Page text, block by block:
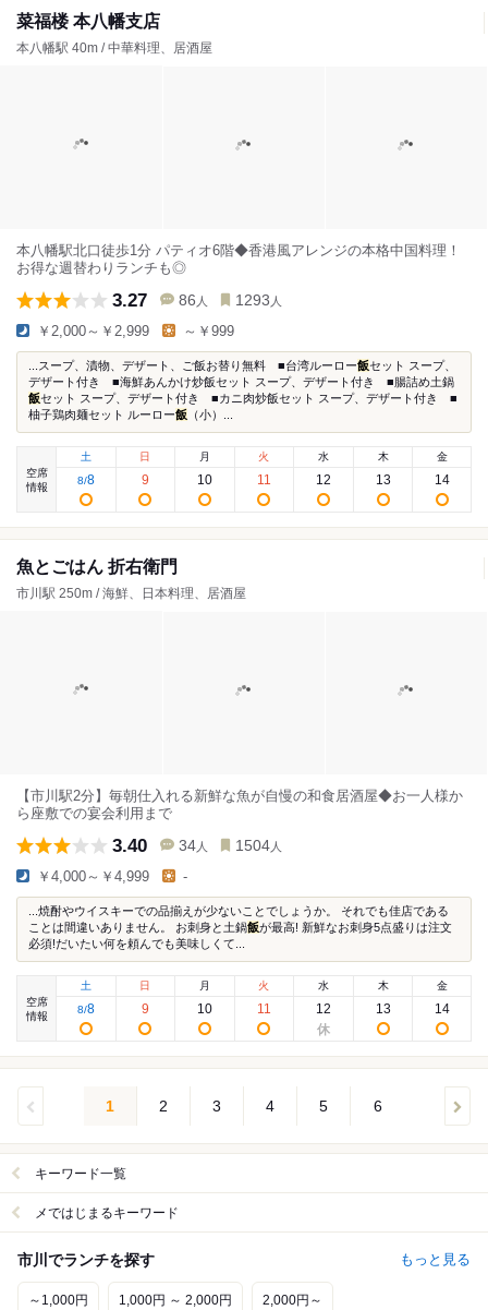
菜福楼 本八幡支店
本八幡駅 40m / 中華料理、居酒屋
本八幡駅北口徒歩1分 パティオ6階◆香港風アレンジの本格中国料理！
お得な週替わりランチも◎
3.27 86 人 1293 人
￥2,000～￥2,999 ～￥999
...スープ、漬物、デザート、ご飯お替り無料 ■台湾ルーロー飯セット スープ、
デザート付き ■海鮮あんかけ炒飯セット スープ、デザート付き ■腸詰め土鍋
飯セット スープ、デザート付き ■カニ肉炒飯セット スープ、デザート付き ■
柚子鶏肉麺セット ルーロー飯 （小）...
空席
情報
土
8/8
日
9
月
10
火
11
水
12
木
13
金
14
魚とごはん 折右衛門
市川駅 250m / 海鮮、日本料理、居酒屋
【市川駅2分】毎朝仕入れる新鮮な魚が自慢の和食居酒屋◆お一人様か
ら座敷での宴会利用まで
3.40 34 人 1504 人
￥4,000～￥4,999 -
...焼酎やウイスキーでの品揃えが少ないことでしょうか。 それでも佳店である
ことは間違いありません。 お刺身と土鍋飯が最高! 新鮮なお刺身5点盛りは注文
必須!だいたい何を頼んでも美味しくて...
空席
情報
土
8/8
日
9
月
10
火
11
水
12
木
13
金
14
1 2 3 4 5 6
キーワード一覧
メではじまるキーワード
市川でランチを探す もっと見る
～1,000円 1,000円 ～ 2,000円 2,000円～